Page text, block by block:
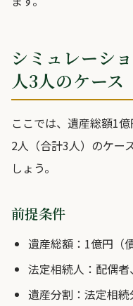
シミュレーシ
人3人のケース
ここでは、遺産総額1
2人（合計3人）のケー
しょう。
前提条件
遺産総額：1億円（
法定相続人：配偶
遺産分割：法定相